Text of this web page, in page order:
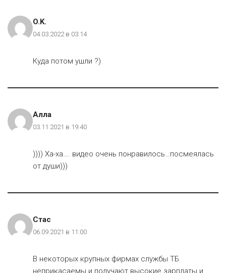
O.K.
04.03.2022 в 03:14
Куда потом ушли ?)
Алла
03.11.2021 в 19:40
)))) Ха-ха…. видео очень понравилось…посмеялась
от души)))
Стас
06.09.2021 в 11:00
В некоторых крупных фирмах службы ТБ
неприкасаемы и получают высокие зарплаты и